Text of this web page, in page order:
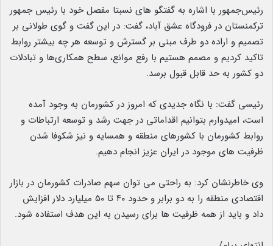
رئیس‌جمهور با اشاره به گفتگو های نسبتا مفصل خود با رئیس جمهور
ترکمنستان در فرودگاه عشق آباد، گفت: در این گفت و گوی طولانی بر
تصمیم و اراده دو طرف مبنی بر گسترش و توسعه هر چه بیشتر روابط
تاکید کردیم و مصمم هستیم با رفع موانع، سطح همکاری‌ها و تبادلات
دو کشور به حد قابل قبول برسد.
رئیسی گفت: با نگاه جدیدی که امروز در کشورمان به وجود آمده
است، امیدوارم بتوانیم اقداماتی در جهت رشد و توسعه ارتباطات و
روابط کشورمان با کشورهای منطقه و همسایه و نیز شکوفا شدن
ظرفیت های موجود در ایران عزیز انجام دهیم.
وی خاطرنشان کرد: به راحتی می توان سهم صادرات کشورمان در بازار
اقتصادی منطقه را به دو برابر و حدود ۴۰ تا ۵۰ میلیارد دلار افزایش
داد و باید از همه ظرفیت ها برای رسیدن به این هدف استفاده شود.